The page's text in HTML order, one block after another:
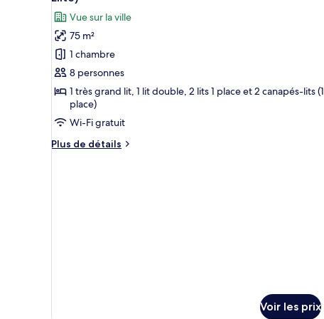
Chambre
Quadruple
Exécutive,
2
lits
doubles
Executive)
les
photos
pour
ce
type
de
chambre :
Suite
Élite,
Vue sur la ville
75 m²
1 chambre
8 personnes
1 très grand lit, 1 lit double, 2 lits 1 place et 2 canapés-lits (1
place)
Wi-Fi gratuit
Plus de détails
Plus
Voir les prix